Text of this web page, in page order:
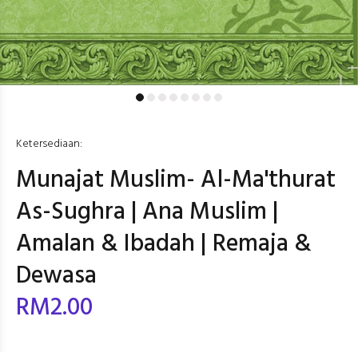
Ketersediaan:
Munajat Muslim- Al-Ma'thurat
As-Sughra | Ana Muslim |
Amalan & Ibadah | Remaja &
Dewasa
RM2.00